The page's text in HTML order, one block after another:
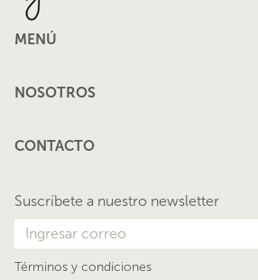
MENÚ
Nosotros
Blog
NOSOTROS
CONTACTO
Suscríbete a nuestro newsletter
Términos y condiciones